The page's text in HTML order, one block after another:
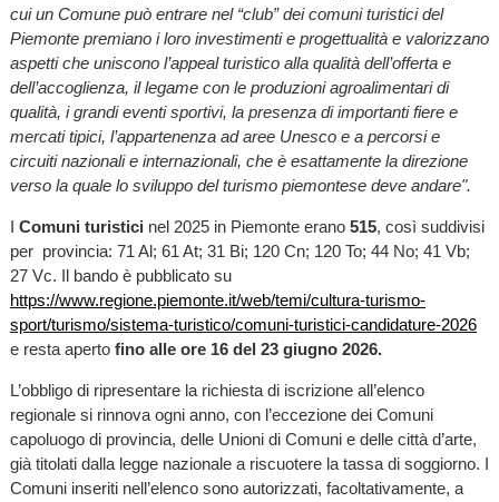
cui un Comune può entrare nel “club” dei comuni turistici del
Piemonte premiano i loro investimenti e progettualità e valorizzano
aspetti che uniscono l’appeal turistico alla qualità dell’offerta e
dell’accoglienza, il legame con le produzioni agroalimentari di
qualità, i grandi eventi sportivi, la presenza di importanti fiere e
mercati tipici, l’appartenenza ad aree Unesco e a percorsi e
circuiti nazionali e internazionali, che è esattamente la direzione
verso la quale lo sviluppo del turismo piemontese deve andare".
I Comuni turistici nel 2025 in Piemonte erano 515, così suddivisi
per provincia: 71 Al; 61 At; 31 Bi; 120 Cn; 120 To; 44 No; 41 Vb;
27 Vc. Il bando è pubblicato su
https://www.regione.piemonte.it/web/temi/cultura-turismo-
sport/turismo/sistema-turistico/comuni-turistici-candidature-2026
e resta apertofino alle ore 16 del 23 giugno 2026.
L’obbligo di ripresentare la richiesta di iscrizione all’elenco
regionale si rinnova ogni anno, con l’eccezione dei Comuni
capoluogo di provincia, delle Unioni di Comuni e delle città d’arte,
già titolati dalla legge nazionale a riscuotere la tassa di soggiorno. I
Comuni inseriti nell’elenco sono autorizzati, facoltativamente, a